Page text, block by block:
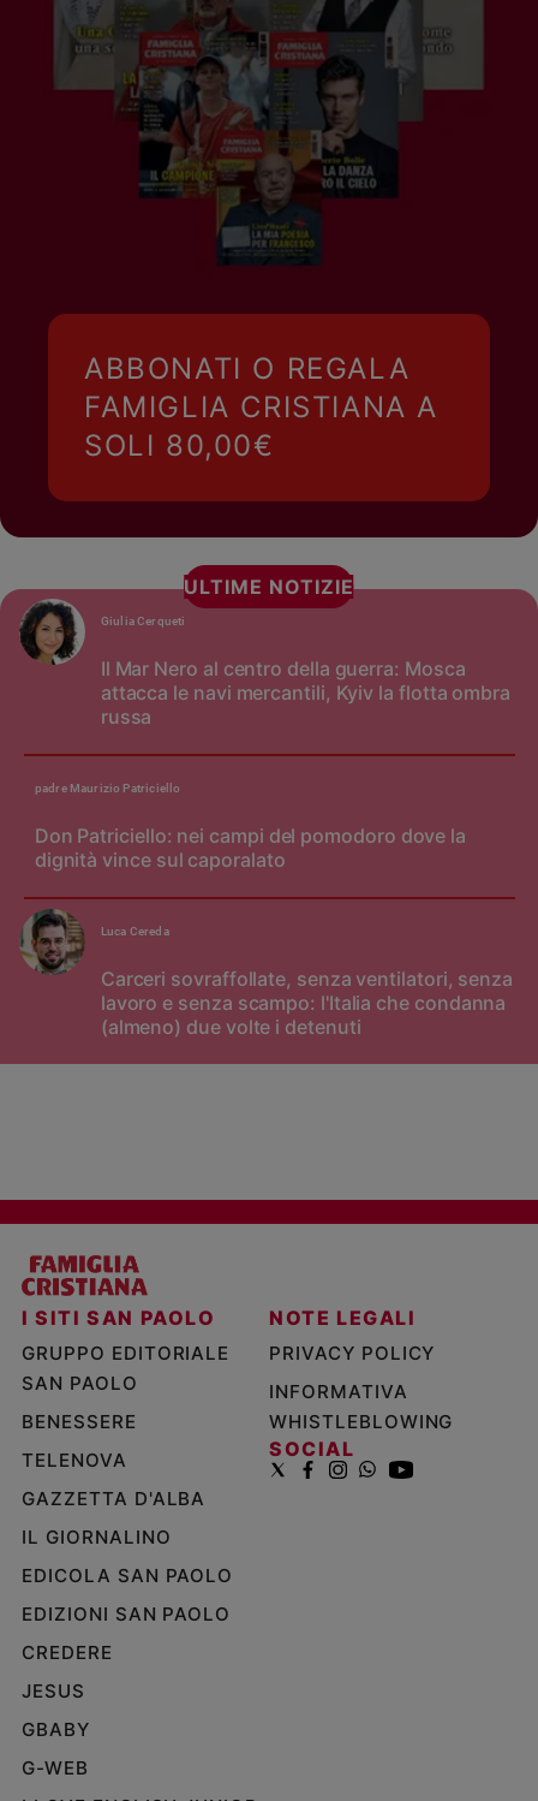
ABBONATI O REGALA
FAMIGLIA CRISTIANA A
SOLI 80,00€
ULTIME NOTIZIE
Il Mar Nero al centro della guerra: Mosca
attacca le navi mercantili, Kyiv la flotta ombra
russa
Giulia Cerqueti
Don Patriciello: nei campi del pomodoro dove la
dignità vince sul caporalato
padre Maurizio Patriciello
Carceri sovraffollate, senza ventilatori, senza
lavoro e senza scampo: l'Italia che condanna
(almeno) due volte i detenuti
Luca Cereda
I SITI SAN PAOLO
GRUPPO EDITORIALE
SAN PAOLO
BENESSERE
TELENOVA
GAZZETTA D'ALBA
IL GIORNALINO
EDICOLA SAN PAOLO
EDIZIONI SAN PAOLO
CREDERE
JESUS
GBABY
G-WEB
NOTE LEGALI
PRIVACY POLICY
INFORMATIVA
WHISTLEBLOWING
SOCIAL